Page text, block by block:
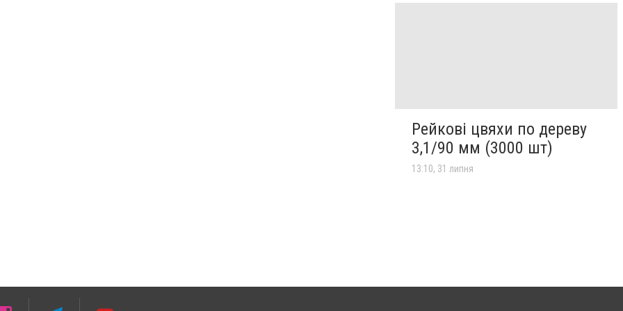
Рейкові цвяхи по дереву
3,1/90 мм (3000 шт)
13:10, 31 липня